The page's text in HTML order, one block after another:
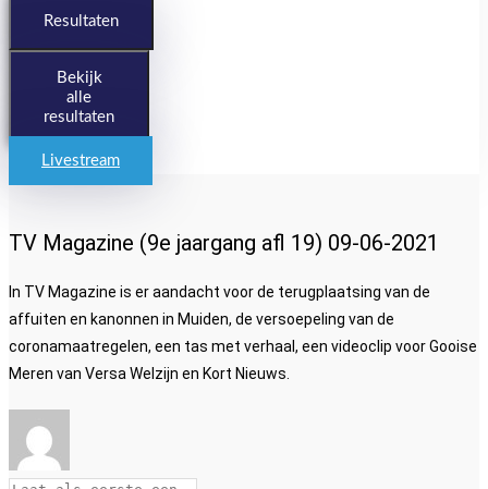
Resultaten
Bekijk
alle
resultaten
Livestream
TV Magazine (9e jaargang afl 19) 09-06-2021
In TV Magazine is er aandacht voor de terugplaatsing van de
affuiten en kanonnen in Muiden, de versoepeling van de
coronamaatregelen, een tas met verhaal, een videoclip voor Gooise
Meren van Versa Welzijn en Kort Nieuws.